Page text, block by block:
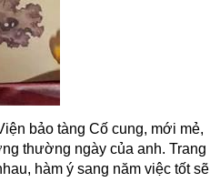
bảo tàng Cố cung, mới mẻ,
thường ngày của anh. Trang
hàm ý sang năm việc tốt sẽ